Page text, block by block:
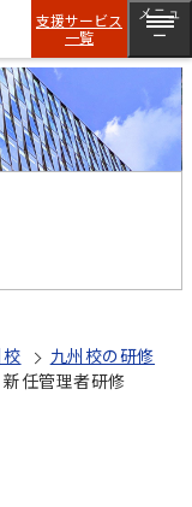
支援サービス
一覧
メニュ
ー
九州校の研修
新任管理者研修